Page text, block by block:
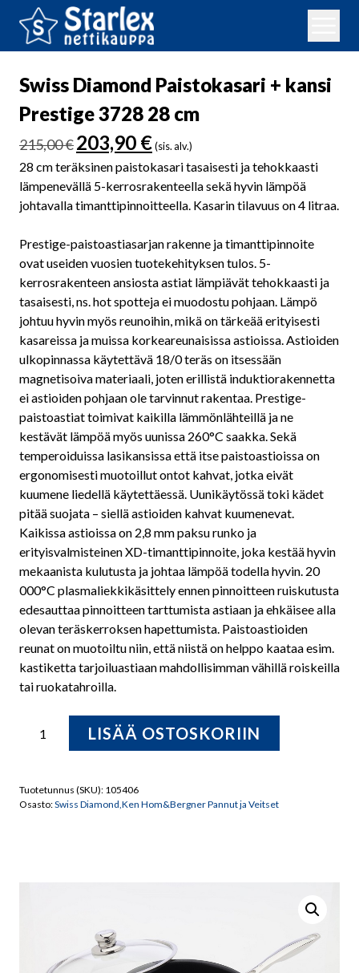
Swiss Diamond Paistokasari + kansi
Prestige 3728 28 cm
215,00€ Alkuperäinen
hinta
oli:
215,00 €.
203,90 €Nykyinen
hinta
on:
203,90 €.
(sis. alv.)
28 cm teräksinen paistokasari tasaisesti ja tehokkaasti
lämpenevällä 5-kerrosrakenteella sekä hyvin lämpöä
johtavalla timanttipinnoitteella. Kasarin tilavuus on 4 litraa.
Prestige-paistoastiasarjan rakenne ja timanttipinnoite
ovat useiden vuosien tuotekehityksen tulos. 5-
kerrosrakenteen ansiosta astiat lämpiävät tehokkaasti ja
tasaisesti, ns. hot spotteja ei muodostu pohjaan. Lämpö
johtuu hyvin myös reunoihin, mikä on tärkeää erityisesti
kasareissa ja muissa korkeareunaisissa astioissa. Astioiden
ulkopinnassa käytettävä 18/0 teräs on itsessään
magnetisoiva materiaali, joten erillistä induktiorakennetta
ei astioiden pohjaan ole tarvinnut rakentaa. Prestige-
paistoastiat toimivat kaikilla lämmönlähteillä ja ne
kestävät lämpöä myös uunissa 260°C saakka. Sekä
temperoiduissa lasikansissa että itse paistoastioissa on
ergonomisesti muotoillut ontot kahvat, jotka eivät
kuumene liedellä käytettäessä. Uunikäytössä toki kädet
pitää suojata – siellä astioiden kahvat kuumenevat.
Kaikissa astioissa on 2,8 mm paksu runko ja
erityisvalmisteinen XD-timanttipinnoite, joka kestää hyvin
mekaanista kulutusta ja johtaa lämpöä todella hyvin. 20
000°C plasmaliekkikäsittely ennen pinnoitteen ruiskutusta
edesauttaa pinnoitteen tarttumista astiaan ja ehkäisee alla
olevan teräskerroksen hapettumista. Paistoastioiden
reunat on muotoiltu niin, että niistä on helppo kaataa esim.
kastiketta tarjoiluastiaan mahdollisimman vähillä roiskeilla
tai ruokatahroilla.
Diamond
kansi
LISÄÄ OSTOSKORIIN
Tuotetunnus (SKU): 105406
Osasto:Swiss Diamond,Ken Hom&Bergner Pannut ja Veitset